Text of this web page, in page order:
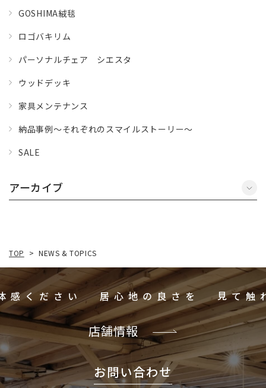
GOSHIMA絨毯
ロゴバキリム
パーソナルチェア シエスタ
ウッドデッキ
家具メンテナンス
納品事例～それぞれのスマイルストーリー～
SALE
アーカイブ
TOP > NEWS & TOPICS
ご体感ください 居心地の良さを
店舗情報
お問い合わせ